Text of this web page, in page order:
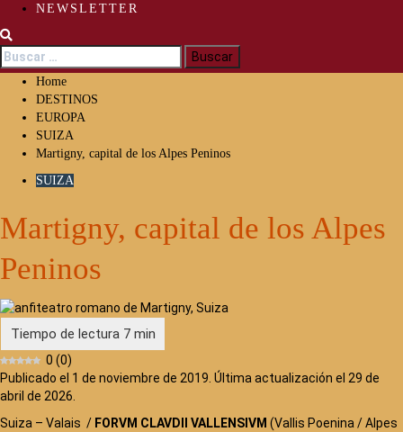
NEWSLETTER
Buscar:
Home
DESTINOS
EUROPA
SUIZA
Martigny, capital de los Alpes Peninos
SUIZA
Martigny, capital de los Alpes
Peninos
0 (0)
Publicado el 1 de noviembre de 2019. Última actualización el 29 de
abril de 2026.
Suiza – Valais / FORVM CLAVDII VALLENSIVM (Vallis Poenina / Alpes